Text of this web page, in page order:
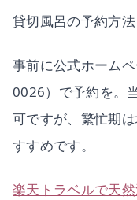
貸切風呂の予約方法
事前に公式ホーム
0026）で予約を。
可ですが、繁忙期
すすめです。
楽天トラベルで天